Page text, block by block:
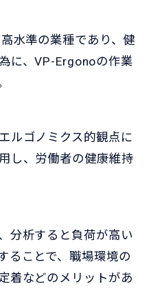
水準の業種であり、健
に、VP-Ergonoの作業
ルゴノミクス的観点に
し、労働者の健康維持
分析すると負荷が高い
ることで、職場環境の
着などのメリットがあ